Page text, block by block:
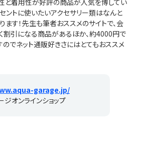
セントに使いたいアクセサリー類はなんと
す！先生も筆者おススメのサイトで、会
割引になる商品があるほか、約4000円で
でネット通販好きさにはとてもおススメ
garage.jp/
ジオンラインショップ